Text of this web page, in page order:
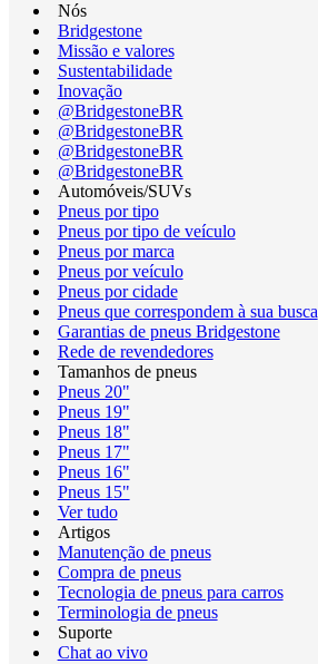
Nós
Bridgestone
Missão e valores
Sustentabilidade
Inovação
@BridgestoneBR
@BridgestoneBR
@BridgestoneBR
@BridgestoneBR
Automóveis/SUVs
Pneus por tipo
Pneus por tipo de veículo
Pneus por marca
Pneus por veículo
Pneus por cidade
Pneus que correspondem à sua busca
Garantias de pneus Bridgestone
Rede de revendedores
Tamanhos de pneus
Pneus 20"
Pneus 19"
Pneus 18"
Pneus 17"
Pneus 16"
Pneus 15"
Ver tudo
Artigos
Manutenção de pneus
Compra de pneus
Tecnologia de pneus para carros
Terminologia de pneus
Suporte
Chat ao vivo